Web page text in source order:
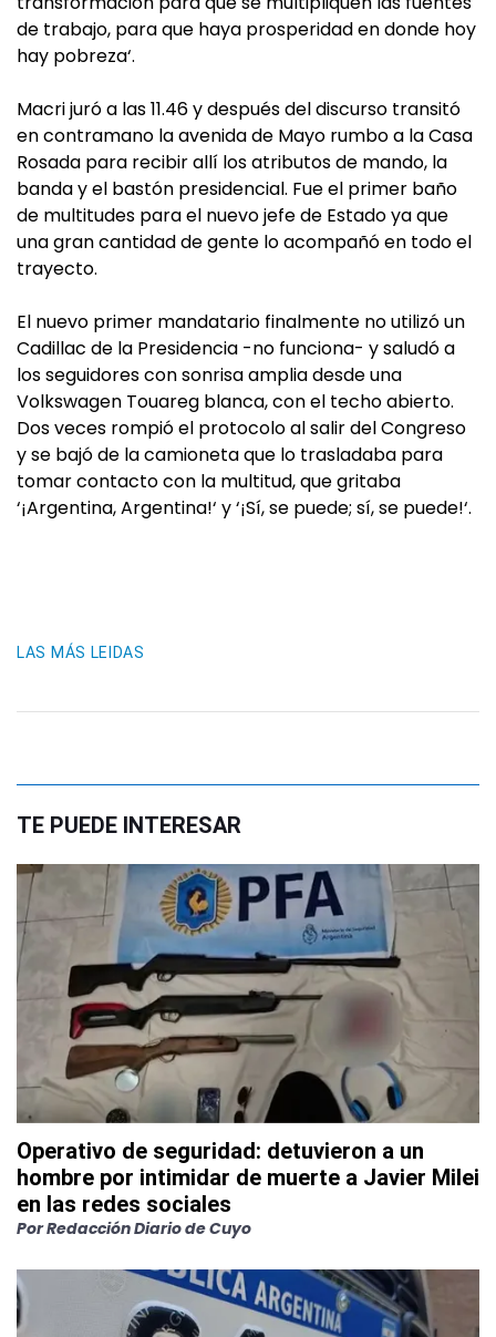
de trabajo, para que haya prosperidad en donde hoy
hay pobreza‘.
Macri juró a las 11.46 y después del discurso transitó
en contramano la avenida de Mayo rumbo a la Casa
Rosada para recibir allí los atributos de mando, la
banda y el bastón presidencial. Fue el primer baño
de multitudes para el nuevo jefe de Estado ya que
una gran cantidad de gente lo acompañó en todo el
trayecto.
El nuevo primer mandatario finalmente no utilizó un
Cadillac de la Presidencia -no funciona- y saludó a
los seguidores con sonrisa amplia desde una
Volkswagen Touareg blanca, con el techo abierto.
Dos veces rompió el protocolo al salir del Congreso
y se bajó de la camioneta que lo trasladaba para
tomar contacto con la multitud, que gritaba
‘¡Argentina, Argentina!‘ y ‘¡Sí, se puede; sí, se puede!‘.
LAS MÁS LEIDAS
TE PUEDE INTERESAR
Operativo de seguridad: detuvieron a un
hombre por intimidar de muerte a Javier Milei
en las redes sociales
PorRedacción Diario de Cuyo